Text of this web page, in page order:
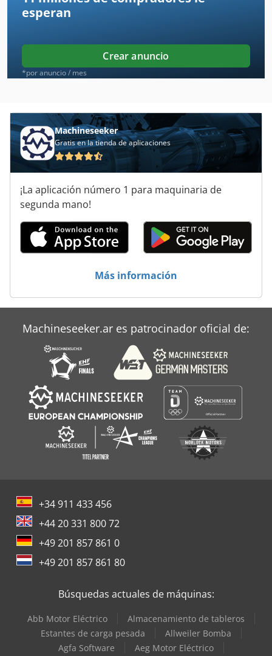
Biesse Rover 27
Biesse Rover 30
Biesse Rover 321
Biesse Rover 342
Biesse Rover 346
Biesse Rover 35
Biesse Rover 464
Biesse Rover A
Biesse Rover A Edge
Biesse Rover B Edge
Biesse Sb
esperan
Crear anuncio
*por anuncio / mes
Machineseeker
Gratis en la tienda de aplicaciones
¡La aplicación número 1 para maquinaria de
segunda mano!
Más información
Machineseeker.ar es patrocinador oficial de:
+34 911 433 456
+44 20 331 800 72
+49 201 857 861 0
+49 201 857 861 80
Búsquedas actuales de máquinas:
Abb Motor Eléctrico
Almacenamiento de tableros
Estantes de carga pesada
Allweiler Bomba
Agfa Software
Aeg Motor Eléctrico